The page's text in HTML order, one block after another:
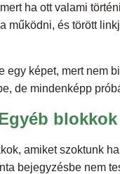
ha ott valami
működni, és törött
egy képet, mert nem
de mindenképp
blokkok
amiket szoktunk
bejegyzésbe nem